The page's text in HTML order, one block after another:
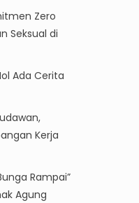
Zero
Seksual di
Ada Cerita
Kerja
Rampai”
Agung